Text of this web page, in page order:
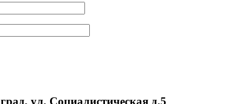
ул. Социалистическая д.5